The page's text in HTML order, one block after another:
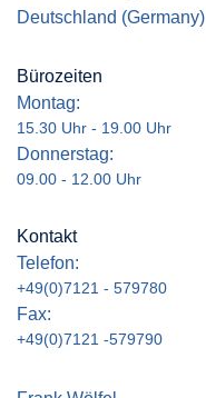
Deutschland (Germany)
Bürozeiten
Montag:
15.30 Uhr - 19.00 Uhr
Donnerstag:
09.00 - 12.00 Uhr
Kontakt
Telefon:
+49(0)7121 - 579780
Fax:
+49(0)7121 -579790